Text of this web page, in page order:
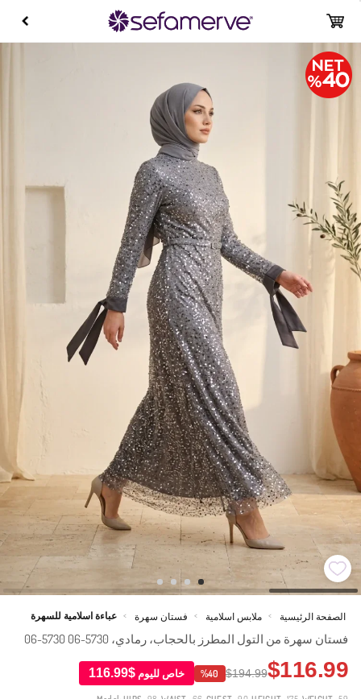
الصفحة الرئيسية > ملابس اسلامية > فستان سهرة > عباءة اسلامية للسهرة
فستان سهرة من التول المطرز بالحجاب، رمادي، 5730-06 5730-06
$116.99
$194.99
%40 خاص لليوم$116.99